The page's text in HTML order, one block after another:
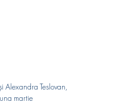
Alexandra Teslovan,
martie